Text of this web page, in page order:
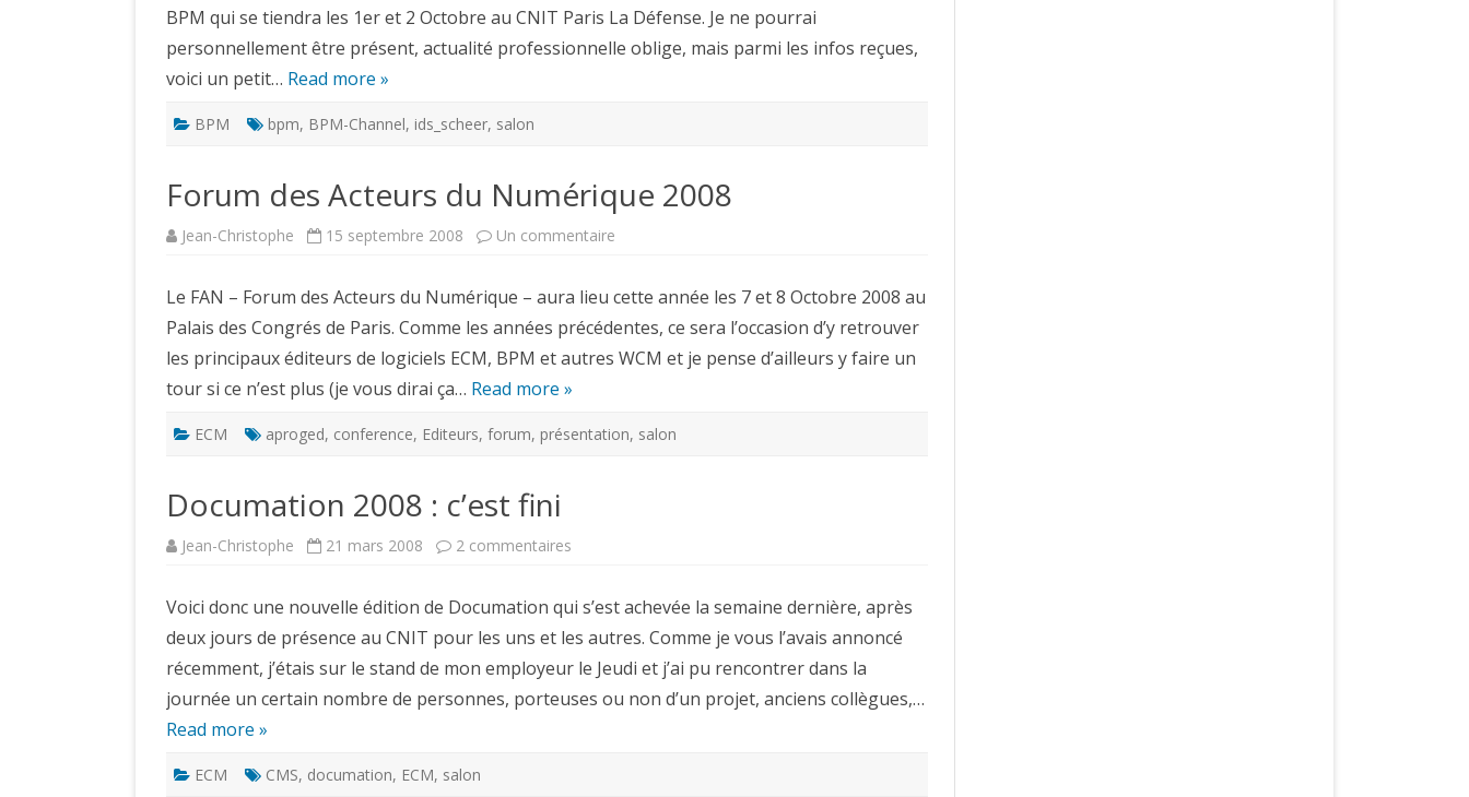
BPM qui se tiendra les 1er et 2 Octobre au CNIT Paris La Défense. Je ne pourrai
personnellement être présent, actualité professionnelle oblige, mais parmi les infos reçues,
voici un petit… Read more »
BPM bpm, BPM-Channel, ids_scheer, salon
Forum des Acteurs du Numérique 2008
Jean-Christophe 15 septembre 2008 Un commentaire
du
Numérique
2008
Le FAN – Forum des Acteurs du Numérique – aura lieu cette année les 7 et 8 Octobre 2008 au
Palais des Congrés de Paris. Comme les années précédentes, ce sera l’occasion d’y retrouver
les principaux éditeurs de logiciels ECM, BPM et autres WCM et je pense d’ailleurs y faire un
tour si ce n’est plus (je vous dirai ça… Read more »
ECM aproged, conference, Editeurs, forum, présentation, salon
Documation 2008 : c’est fini
Jean-Christophe 21 mars 2008 2 commentaires
c’est
fini
Voici donc une nouvelle édition de Documation qui s’est achevée la semaine dernière, après
deux jours de présence au CNIT pour les uns et les autres. Comme je vous l’avais annoncé
récemment, j’étais sur le stand de mon employeur le Jeudi et j’ai pu rencontrer dans la
journée un certain nombre de personnes, porteuses ou non d’un projet, anciens collègues,…
Read more »
ECM CMS, documation, ECM, salon